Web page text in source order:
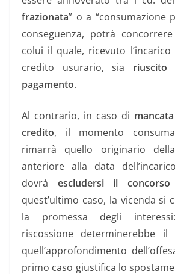
frazionata” o a “consumazione
conseguenza, potrà
colui il quale, ricevuto
credito usurario, sia
pagamento.
Al contrario, in caso di
credito, il momento
rimarrà quello originario
anteriore alla data
dovrà escludersi il
quest’ultimo caso, la vicenda si
la promessa degli
riscossione determinerebbe
quell’approfondimento
primo caso giustifica lo